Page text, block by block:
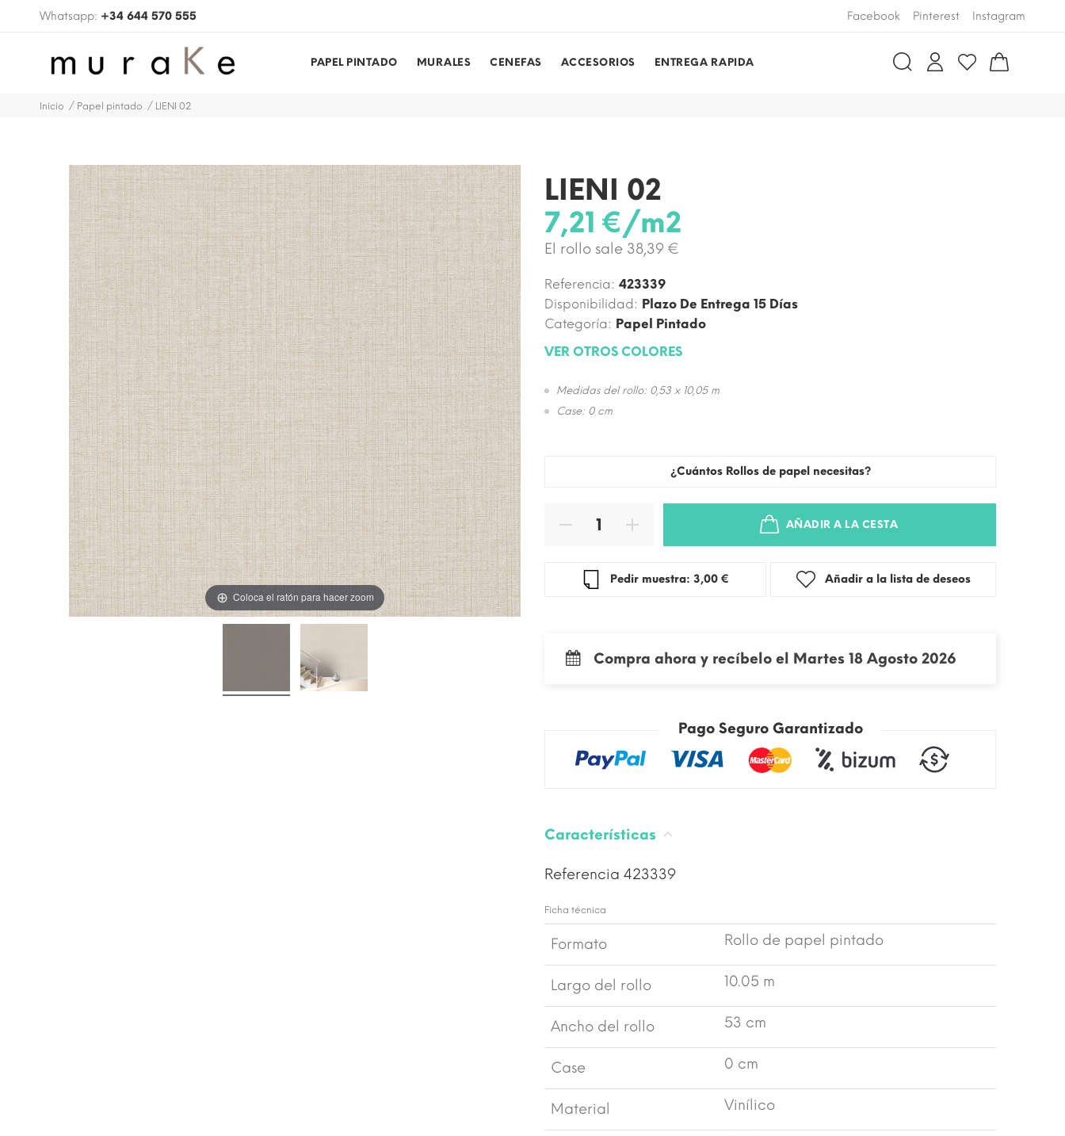
Whatsapp: +34 644 570 555 Facebook Pinterest Instagram
PAPEL PINTADO MURALES CENEFAS ACCESORIOS ENTREGA RAPIDA
Inicio Papel pintado LIENI 02
Coloca el ratón para hacer zoom
LIENI 02
7,21 €/m2
El rollo sale 38,39 €
Referencia: 423339
Disponibilidad: Plazo De Entrega 15 Días
Categoría: Papel Pintado
VER OTROS COLORES
Medidas del rollo: 0,53 x 10,05 m
Case: 0 cm
¿Cuántos Rollos de papel necesitas?
AÑADIR A LA CESTA
Pedir muestra: 3,00 € Añadir a la lista de deseos
Compra ahora y recíbelo el Martes 18 Agosto 2026
Pago Seguro Garantizado
Características
Referencia 423339
Ficha técnica
Formato Rollo de papel pintado
Largo del rollo 10.05 m
Ancho del rollo 53 cm
Case 0 cm
Material Vinílico